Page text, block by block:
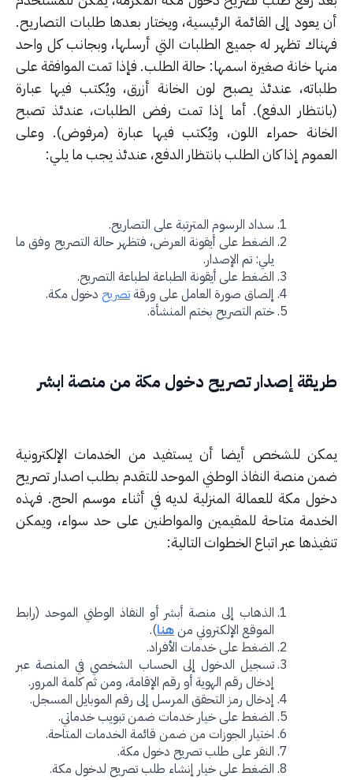
يعود إلى القائمة الرئيسية، ويختار بعدها طلبات التصاريح.
تظهر له جميع الطلبات التي أرسلها، وبجانب كل واحد
خانة صغيرة اسمها: حالة الطلب. فإذا تمت الموافقة على
عندئذ يصبح لون الخانة أزرق، ويُكتب فيها عبارة
الدفع). أما إذا تمت رفض الطلبات، عندئذ تصبح
حمراء اللون، ويُكتب فيها عبارة (مرفوض). وعلى
إذا كان الطلب بانتظار الدفع، عندئذ يجب ما يلي:
سداد الرسوم المترتبة على التصاريح.
الضغط على أيقونة العرض، فتظهر حالة التصريح وفق ما
يلي: تم الإصدار.
الضغط على أيقونة الطباعة لطباعة التصريح.
إلصاق صورة العامل على ورقة تصريحدخول مكة.
ختم التصريح بختم المنشأة.
إصدار تصريح دخول مكة من منصة ابشر
للشخص أيضا أن يستفيد من الخدمات الإلكترونية
منصة النفاذ الوطني الموحد للتقدم بطلب اصدار تصريح
مكة للعمالة المنزلية لديه في أثناء موسم الحج. فهذه
متاحة للمقيمين والمواطنين على حد سواء، ويمكن
عبر اتباع الخطوات التالية:
الذهاب إلى منصة أبشر أو النفاذ الوطني الموحد (رابط
الموقع الإلكتروني منهنا).
الضغط على خدمات الأفراد.
تسجيل الدخول إلى الحساب الشخصي في المنصة عبر
إدخال رقم الهوية أو رقم الإقامة، ومن ثم كلمة المرور.
إدخال رمز التحقق المرسل إلى رقم الموبايل المسجل.
الضغط على خيار خدمات ضمن تبويب خدماتي.
اختيار الجوزات من ضمن قائمة الخدمات المتاحة.
النقر على طلب تصريح دخول مكة.
الضغط على خيار إنشاء طلب تصريح لدخول مكة.